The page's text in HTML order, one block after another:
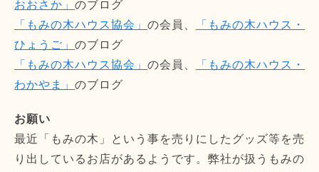
おおさか」 のブログ
「もみの木ハウス協会」 の会員、
「もみの木ハウス・
ひょうご」 のブログ
「もみの木ハウス協会」 の会員、
「もみの木ハウス・
わかやま」 のブログ
お願い
最近「もみの木」という事を売りにしたグッズ等を売
り出しているお店があるようです。弊社が扱うもみの